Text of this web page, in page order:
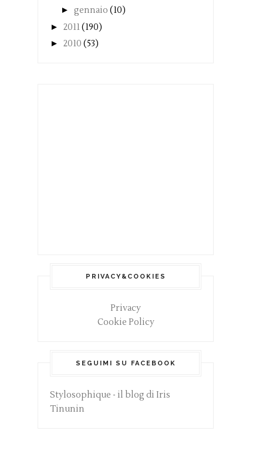
► gennaio (10)
► 2011(190)
► 2010 (53)
PRIVACY&COOKIES
Privacy
Cookie Policy
SEGUIMI SU FACEBOOK
Stylosophique - il blog di Iris
Tinunin